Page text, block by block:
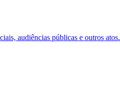
audiências públicas e outros atos.